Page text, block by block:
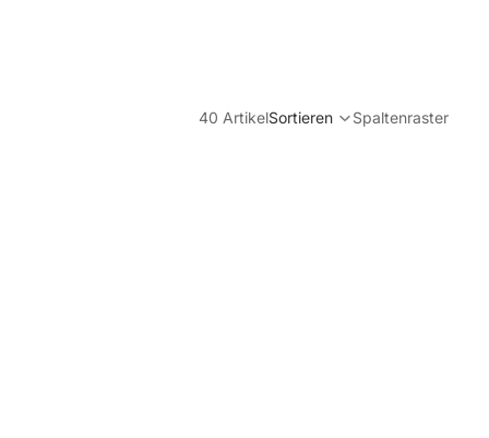
40 ArtikelSortieren Spaltenraster